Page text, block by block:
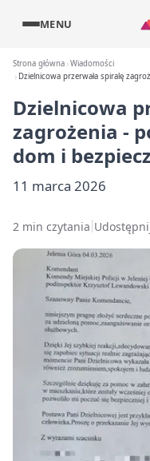
MENU
Strona główna Wiadomości
Dzielnicowa przerwała spiralę
Dzielnicowa
zagrożenia -
dom i
11 marca 2026
2 min czytania